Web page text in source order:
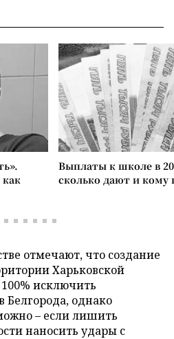
Выплаты к школе в
сколько дают и
отмечают, что создание
Харьковской
исключить
Белгорода, однако
– если лишить
наносить удары с